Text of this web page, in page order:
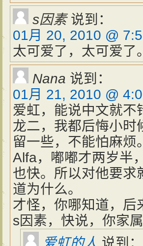
s因素 说到：
01月 20, 2010 @
太可爱了，太可爱了
Nana 说到：
01月 21, 2010 @
爱虹，能说中文就不
龙二，我都后悔小时
留一些，不能怕麻烦。
Alfa，嘟嘟才两岁半
也快。所以对他要求
道为什么。
才怪，你哪知道，后
s因素，快说，你家
爱虹的人 说到：